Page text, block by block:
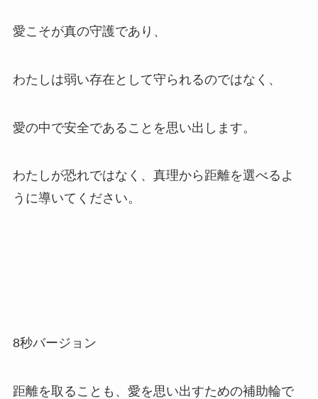
愛こそが真の守護であり、
わたしは弱い存在として守られるのではなく、
愛の中で安全であることを思い出します。
わたしが恐れではなく、真理から距離を選べるよ
うに導いてください。
8秒バージョン
距離を取ることも、愛を思い出すための補助輪で